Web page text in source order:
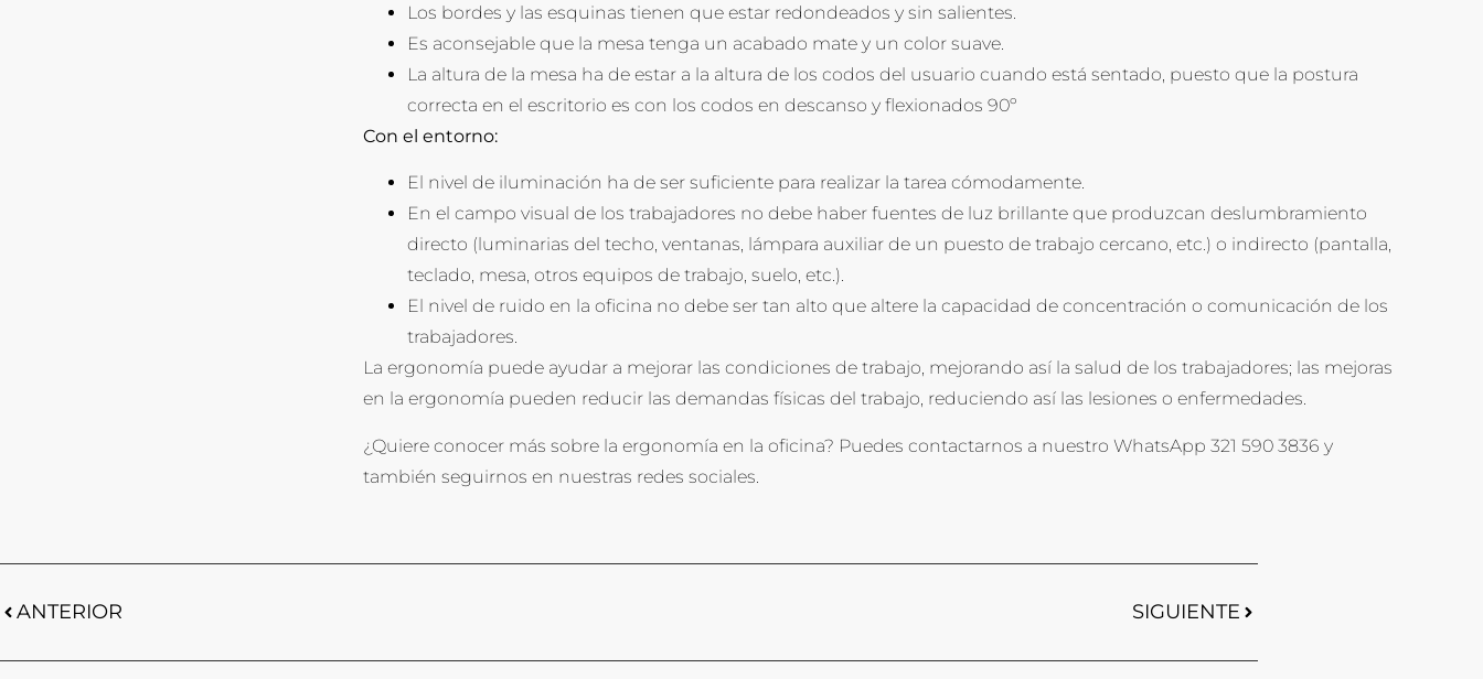
Los bordes y las esquinas tienen que estar redondeados y sin salientes.
Es aconsejable que la mesa tenga un acabado mate y un color suave.
La altura de la mesa ha de estar a la altura de los codos del usuario cuando está sentado, puesto que la postura
correcta en el escritorio es con los codos en descanso y flexionados 90º
Con el entorno:
El nivel de iluminación ha de ser suficiente para realizar la tarea cómodamente.
En el campo visual de los trabajadores no debe haber fuentes de luz brillante que produzcan deslumbramiento
directo (luminarias del techo, ventanas, lámpara auxiliar de un puesto de trabajo cercano, etc.) o indirecto (pantalla,
teclado, mesa, otros equipos de trabajo, suelo, etc.).
El nivel de ruido en la oficina no debe ser tan alto que altere la capacidad de concentración o comunicación de los
trabajadores.
La ergonomía puede ayudar a mejorar las condiciones de trabajo, mejorando así la salud de los trabajadores; las mejoras
en la ergonomía pueden reducir las demandas físicas del trabajo, reduciendo así las lesiones o enfermedades.
¿Quiere conocer más sobre la ergonomía en la oficina? Puedes contactarnos a nuestro WhatsApp 321 590 3836 y
también seguirnos en nuestras redes sociales.
ANTERIOR SIGUIENTE